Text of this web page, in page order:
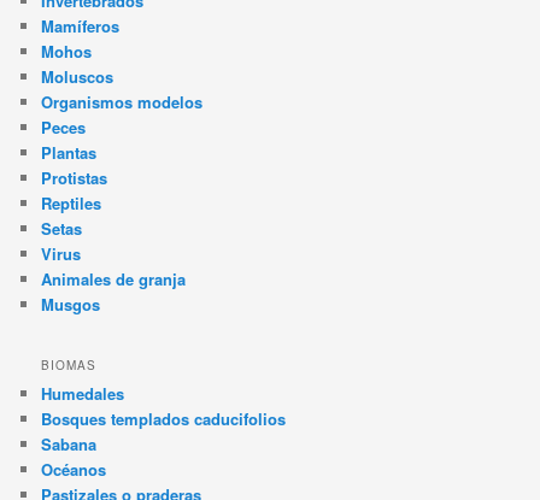
Mamíferos
Mohos
Moluscos
Organismos modelos
Peces
Plantas
Protistas
Reptiles
Setas
Virus
Animales de granja
Musgos
BIOMAS
Humedales
Bosques templados caducifolios
Sabana
Océanos
Pastizales o praderas